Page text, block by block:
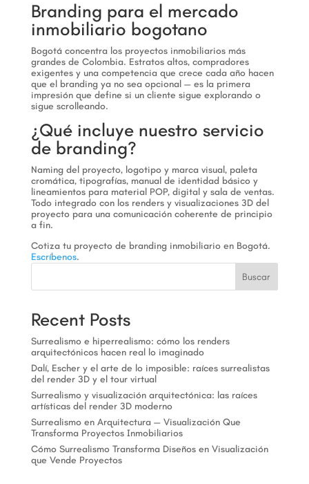
Branding para el mercado
inmobiliario bogotano
Bogotá concentra los proyectos inmobiliarios más
grandes de Colombia. Estratos altos, compradores
exigentes y una competencia que crece cada año hacen
que el branding ya no sea opcional — es la primera
impresión que define si un cliente sigue explorando o
sigue scrolleando.
¿Qué incluye nuestro servicio
de branding?
Naming del proyecto, logotipo y marca visual, paleta
cromática, tipografías, manual de identidad básico y
lineamientos para material POP, digital y sala de ventas.
Todo integrado con los renders y visualizaciones 3D del
proyecto para una comunicación coherente de principio
a fin.
Cotiza tu proyecto de branding inmobiliario en Bogotá.
Escríbenos.
Buscar
Recent Posts
Surrealismo e hiperrealismo: cómo los renders
arquitectónicos hacen real lo imaginado
Dalí, Escher y el arte de lo imposible: raíces surrealistas
del render 3D y el tour virtual
Surrealismo y visualización arquitectónica: las raíces
artísticas del render 3D moderno
Surrealismo en Arquitectura — Visualización Que
Transforma Proyectos Inmobiliarios
Cómo Surrealismo Transforma Diseños en Visualización
que Vende Proyectos